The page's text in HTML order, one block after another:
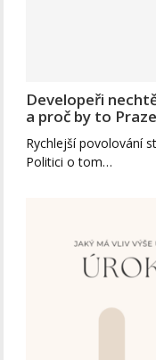
Developeři
a proč by to
Rychlejší povolování
Politici o tom…